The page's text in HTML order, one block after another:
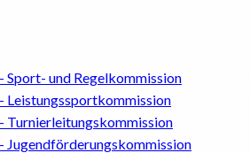
und Regelkommission
Leistungssportkommission
Turnierleitungskommission
Jugendförderungskommission